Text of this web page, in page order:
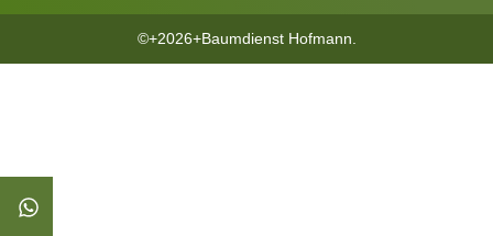
©+2026+Baumdienst Hofmann.